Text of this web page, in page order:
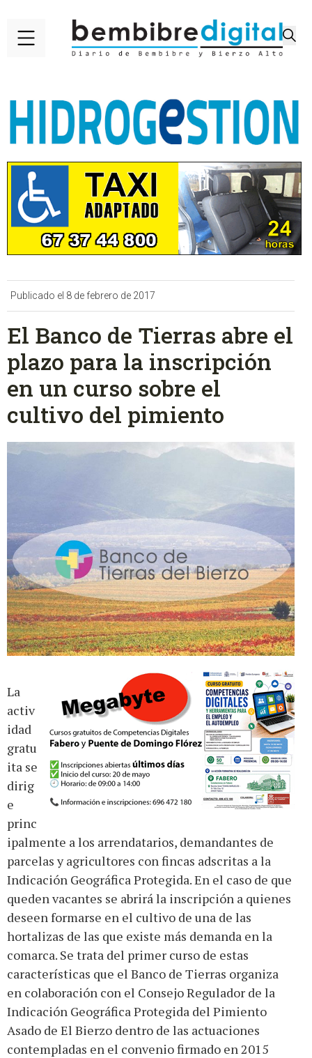
Publicado el 8 de febrero de 2017
El Banco de Tierras abre el
plazo para la inscripción
en un curso sobre el
cultivo del pimiento
La
activ
idad
gratu
ita se
dirig
e
princ
ipalmente a los arrendatarios, demandantes de
parcelas y agricultores con fincas adscritas a la
Indicación Geográfica Protegida. En el caso de que
queden vacantes se abrirá la inscripción a quienes
deseen formarse en el cultivo de una de las
hortalizas de las que existe más demanda en la
comarca. Se trata del primer curso de estas
características que el Banco de Tierras organiza
en colaboración con el Consejo Regulador de la
Indicación Geográfica Protegida del Pimiento
Asado de El Bierzo dentro de las actuaciones
contempladas en el convenio firmado en 2015